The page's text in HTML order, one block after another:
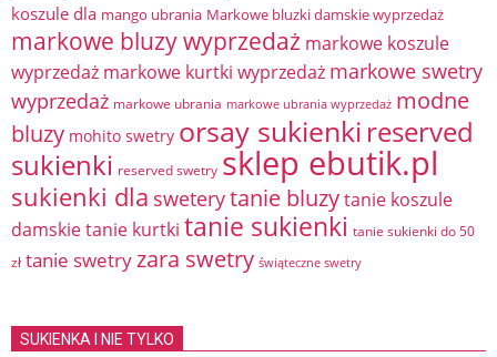
koszule dla mango ubrania Markowe bluzki damskie wyprzedaż
markowe bluzy wyprzedaż markowe koszule
wyprzedaż markowe kurtki wyprzedaż markowe swetry
wyprzedaż markowe ubrania markowe ubrania wyprzedaż modne
bluzy mohito swetry orsay sukienki reserved
sukienki reserved swetry sklep ebutik.pl
sukienki dla sweterytanie bluzytanie koszule
damskietanie kurtki tanie sukienki tanie sukienki do 50
zł tanie swetryzara swetry świąteczne swetry
SUKIENKA I NIE TYLKO